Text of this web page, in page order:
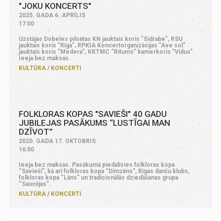
"JOKU KONCERTS"
2025. GADA 6. APRĪLIS
17:00
Uzstājas Dobeles pilsētas KN jauktais koris "Sidrabe", RSU
jauktais koris "Rīga", RPKIA Koncertorganizācijas "Ave sol"
jauktais koris "Medera", KKTMC “Ritums” kamerkoris "Vidus".
Ieeja bez maksas.
KULTŪRA
KONCERTI
FOLKLORAS KOPAS "SAVIEŠI" 40 GADU
JUBILEJAS PASĀKUMS “LUSTĪGAI MAN
DZĪVOT”
2020. GADA 17. OKTOBRIS
16:00
Ieeja bez maksas. Pasākumā piedalīsies folkloras kopa
“Savieši”, kā arī folkloras kopa “Dimzēns”, Rīgas danču klubs,
folkloras kopa “Lāns” un tradicionālās dziedāšanas grupa
“Saucējas”.
KULTŪRA
KONCERTI